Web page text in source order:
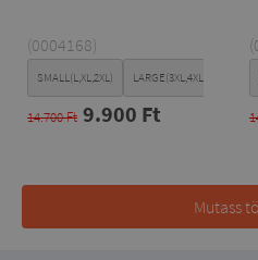
(0004168)
SMALL(L,XL,2XL) LARGE(3XL,4XL,5XL)
14.700 Ft 9.900 Ft
Mutass